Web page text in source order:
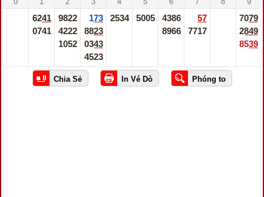
6241
0741
9822
4222
1052
173
8823
0343
4523
2534 5005
4386
8966
57
7717
7079
2849
8539